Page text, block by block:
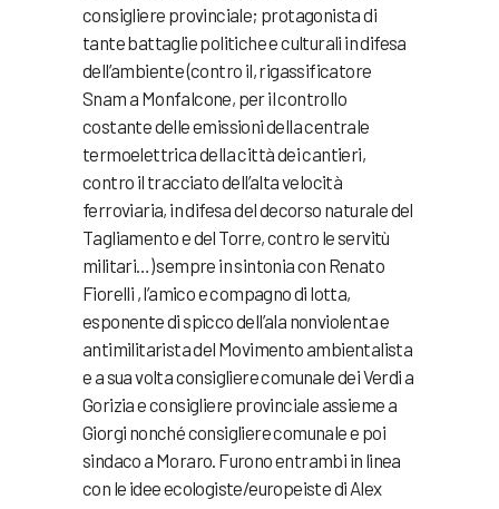
consigliere provinciale; protagonista di
tante battaglie politiche e culturali in difesa
dell’ambiente (contro il, rigassificatore
Snam a Monfalcone, per il controllo
costante delle emissioni della centrale
termoelettrica della città dei cantieri,
contro il tracciato dell’alta velocità
ferroviaria, in difesa del decorso naturale del
Tagliamento e del Torre, contro le servitù
militari…) sempre in sintonia con Renato
Fiorelli , l’amico e compagno di lotta,
esponente di spicco dell’ala nonviolenta e
antimilitarista del Movimento ambientalista
e a sua volta consigliere comunale dei Verdi a
Gorizia e consigliere provinciale assieme a
Giorgi nonché consigliere comunale e poi
sindaco a Moraro. Furono entrambi in linea
con le idee ecologiste/europeiste di Alex